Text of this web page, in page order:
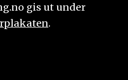
gis ut under
.